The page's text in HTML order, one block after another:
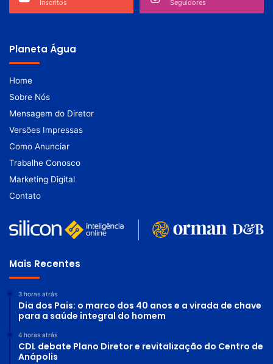
Inscritos Seguidores
Planeta Água
Home
Sobre Nós
Mensagem do Diretor
Versões Impressas
Como Anunciar
Trabalhe Conosco
Marketing Digital
Contato
Mais Recentes
3 horas atrás
Dia dos Pais: o marco dos 40 anos e a virada de chave
para a saúde integral do homem
4 horas atrás
CDL debate Plano Diretor e revitalização do Centro de
Anápolis